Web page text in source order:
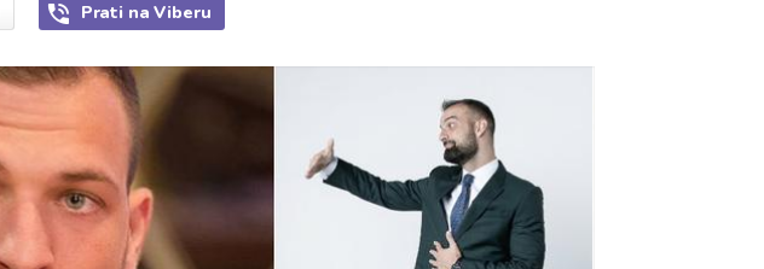
Prati na Viberu